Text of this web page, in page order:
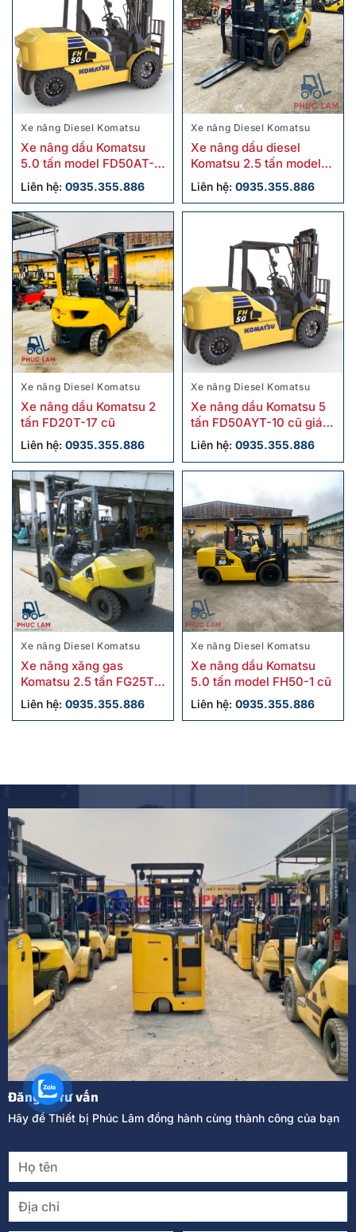
Xe nâng Diesel Komatsu
Xe nâng dầu Komatsu
5.0 tấn model FD50AT-
10 cũ
Liên hệ: 0935.355.886
Xe nâng Diesel Komatsu
Xe nâng dầu diesel
Komatsu 2.5 tấn model
FD25W-16 cũ
Liên hệ: 0935.355.886
Xe nâng Diesel Komatsu
Xe nâng dầu Komatsu 2
tấn FD20T-17 cũ
Liên hệ: 0935.355.886
Xe nâng Diesel Komatsu
Xe nâng dầu Komatsu 5
tấn FD50AYT-10 cũ giá
tốt
Liên hệ: 0935.355.886
Xe nâng Diesel Komatsu
Xe nâng xăng gas
Komatsu 2.5 tấn FG25T-
17 cũ chính hãng
Liên hệ: 0935.355.886
Xe nâng Diesel Komatsu
Xe nâng dầu Komatsu
5.0 tấn model FH50-1 cũ
Liên hệ: 0935.355.886
Đăng kí tư vấn
Hãy để Thiết bị Phúc Lâm đồng hành cùng thành công của bạn